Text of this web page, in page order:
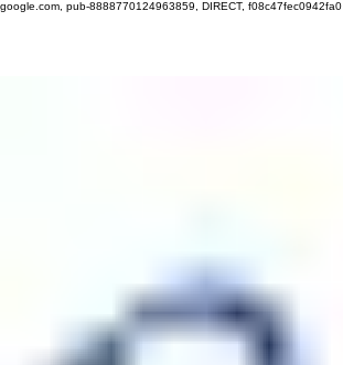
google.com, pub-8888770124963859, DIRECT, f08c47fec0942fa0